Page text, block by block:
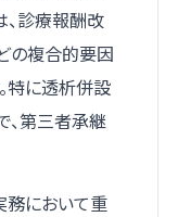
診療報酬改
の複合的要因
特に透析併設
、第三者承継
務において重